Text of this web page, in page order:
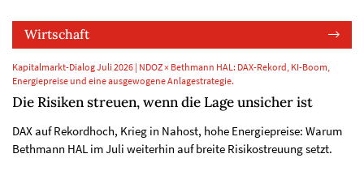
Wirtschaft
Kapitalmarkt-Dialog Juli 2026 | NDOZ × Bethmann HAL: DAX-Rekord, KI-Boom,
Energiepreise und eine ausgewogene Anlagestrategie.
Die Risiken streuen, wenn die Lage unsicher ist
DAX auf Rekordhoch, Krieg in Nahost, hohe Energiepreise: Warum
Bethmann HAL im Juli weiterhin auf breite Risikostreuung setzt.